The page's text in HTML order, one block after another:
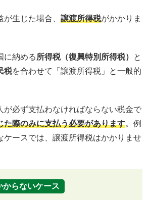
生じた場合、 譲渡所得税がかかりま
に納める 所得税（復興特別所得税）
と
税を合わせて「譲渡所得税」と一般的
が必ず支払わなければならない税金で
た際のみに支払う必要があります。例
ケースでは、譲渡所得税はかかりませ
からないケース